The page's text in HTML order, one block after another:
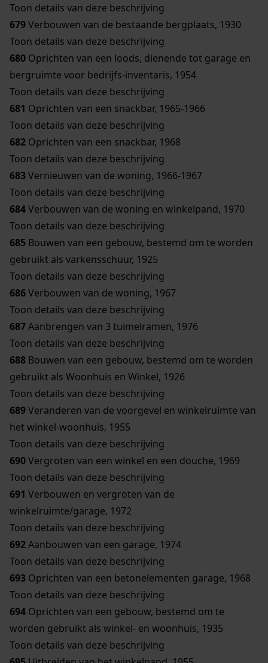
Toon details van deze beschrijving
679Verbouwen van de bestaande bergplaats, 1930
Toon details van deze beschrijving
680 Oprichten van een loods, dienende tot garage en
bergruimte voor bedrijfs-inventaris, 1954
Toon details van deze beschrijving
681 Oprichten van een snackbar, 1965-1966
Toon details van deze beschrijving
682 Oprichten van een snackbar, 1968
Toon details van deze beschrijving
683Vernieuwen van de woning, 1966-1967
Toon details van deze beschrijving
684Verbouwen van de woning en winkelpand, 1970
Toon details van deze beschrijving
685 Bouwen van een gebouw, bestemd om te worden
gebruikt als varkensschuur, 1925
Toon details van deze beschrijving
686Verbouwen van de woning, 1967
Toon details van deze beschrijving
687Aanbrengen van 3 tuimelramen, 1976
Toon details van deze beschrijving
688 Bouwen van een gebouw, bestemd om te worden
gebruikt als Woonhuis en Winkel, 1926
Toon details van deze beschrijving
689Veranderen van de voorgevel en winkelruimte van
het winkel-woonhuis, 1955
Toon details van deze beschrijving
690Vergroten van een winkel en een douche, 1969
Toon details van deze beschrijving
691 Verbouwen en vergroten van de
winkelruimte/garage, 1972
Toon details van deze beschrijving
692Aanbouwen van een garage, 1974
Toon details van deze beschrijving
693 Oprichten van een betonelementen garage, 1968
Toon details van deze beschrijving
694 Oprichten van een gebouw, bestemd om te
worden gebruikt als winkel- en woonhuis, 1935
Toon details van deze beschrijving